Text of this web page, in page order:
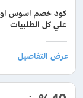
علي كل الطلبيات